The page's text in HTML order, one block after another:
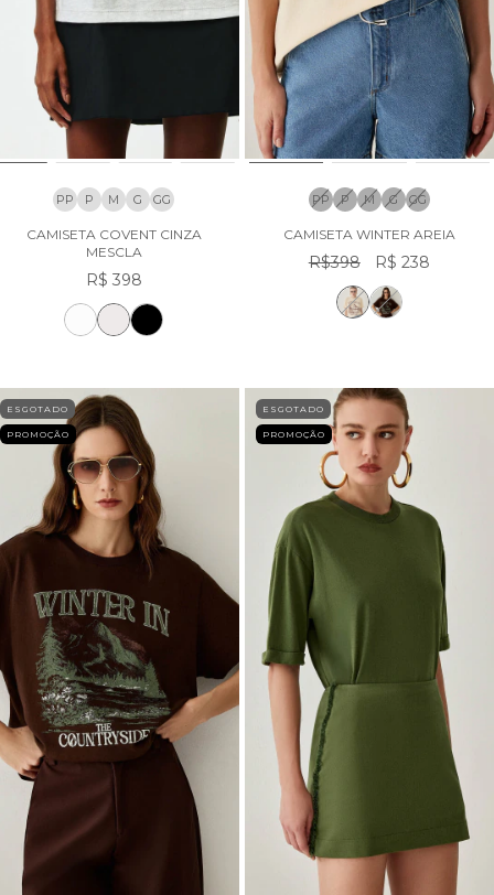
PP P M G GG
CAMISETA COVENT CINZA
MESCLA
R$ 398
PP P M G GG
CAMISETA WINTER AREIA
R$398 R$ 238
ESGOTADO
PROMOÇÃO
ESGOTADO
PROMOÇÃO